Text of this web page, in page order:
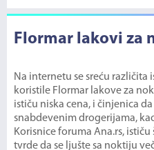
Flormar lakovi za
Na internetu se sreću različita
koristile Flormar lakove za
ističu niska cena, i činjenica
snabdevenim drogerijama,
Korisnice foruma Ana.rs,
tvrde da se ljušte sa noktiju